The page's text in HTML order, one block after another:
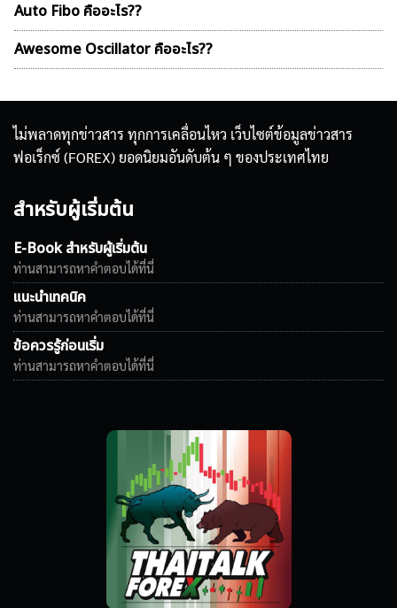
Auto Fibo คืออะไร??
Awesome Oscillator คืออะไร??
ไม่พลาดทุกข่าวสาร ทุกการเคลื่อนไหว เว็บไซต์ข้อมูลข่าวสาร
ฟอเร็กซ์ (FOREX) ยอดนิยมอันดับต้น ๆ ของประเทศไทย
สำหรับผู้เริ่มต้น
E-Book สำหรับผู้เริ่มต้น
ท่านสามารถหาคำตอบได้ที่นี่
แนะนำเทคนิค
ท่านสามารถหาคำตอบได้ที่นี่
ข้อควรรู้ก่อนเริ่ม
ท่านสามารถหาคำตอบได้ที่นี่